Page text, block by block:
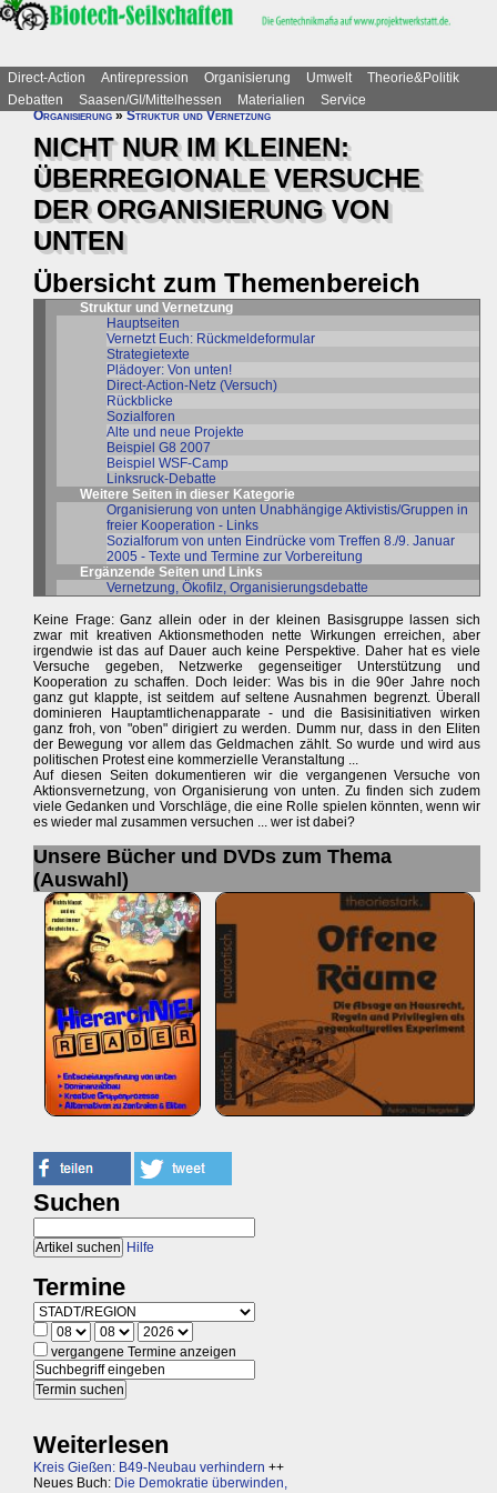
Direct-Action Antirepression Organisierung Umwelt
Theorie&Politik
Debatten
Saasen/GI/Mittelhessen Materialien
Service
Organisierung»Struktur und Vernetzung
NICHT NUR IM KLEINEN:
ÜBERREGIONALE VERSUCHE
DER ORGANISIERUNG VON
UNTEN
Übersicht zum Themenbereich
Struktur und Vernetzung
Hauptseiten
Vernetzt Euch: Rückmeldeformular
Strategietexte
Plädoyer: Von unten!
Direct-Action-Netz (Versuch)
Rückblicke
Sozialforen
Alte und neue Projekte
Beispiel G8 2007
Beispiel WSF-Camp
Linksruck-Debatte
Weitere Seiten in dieser Kategorie
Organisierung von unten Unabhängige Aktivistis/Gruppen in
freier Kooperation - Links
Sozialforum von unten Eindrücke vom Treffen 8./9. Januar
2005 - Texte und Termine zur Vorbereitung
Ergänzende Seiten und Links
Vernetzung, Ökofilz, Organisierungsdebatte
Keine Frage: Ganz allein oder in der kleinen Basisgruppe lassen sich
zwar mit kreativen Aktionsmethoden nette Wirkungen erreichen, aber
irgendwie ist das auf Dauer auch keine Perspektive. Daher hat es viele
Versuche gegeben, Netzwerke gegenseitiger Unterstützung und
Kooperation zu schaffen. Doch leider: Was bis in die 90er Jahre noch
ganz gut klappte, ist seitdem auf seltene Ausnahmen begrenzt. Überall
dominieren Hauptamtlichenapparate - und die Basisinitiativen wirken
ganz froh, von "oben" dirigiert zu werden. Dumm nur, dass in den Eliten
der Bewegung vor allem das Geldmachen zählt. So wurde und wird aus
politischen Protest eine kommerzielle Veranstaltung ...
Auf diesen Seiten dokumentieren wir die vergangenen Versuche von
Aktionsvernetzung, von Organisierung von unten. Zu finden sich zudem
viele Gedanken und Vorschläge, die eine Rolle spielen könnten, wenn wir
es wieder mal zusammen versuchen ... wer ist dabei?
Unsere Bücher und DVDs zum Thema
(Auswahl)
Suchen
Hilfe
Termine
vergangene Termine anzeigen
Weiterlesen
Kreis Gießen: B49-Neubau verhindern ++
Neues Buch: Die Demokratie überwinden,